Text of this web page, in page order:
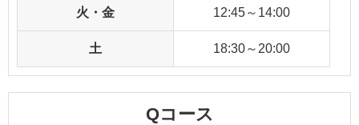
火・金 12:45～14:00
土 18:30～20:00
Qコース